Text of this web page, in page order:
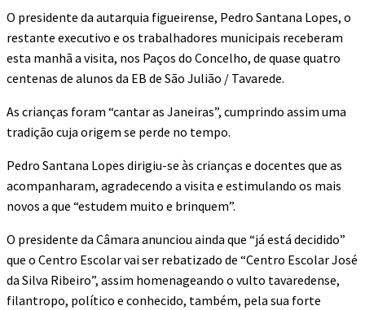
O presidente da autarquia figueirense, Pedro Santana Lopes, o
restante executivo e os trabalhadores municipais receberam
esta manhã a visita, nos Paços do Concelho, de quase quatro
centenas de alunos da EB de São Julião / Tavarede.
As crianças foram “cantar as Janeiras”, cumprindo assim uma
tradição cuja origem se perde no tempo.
Pedro Santana Lopes dirigiu-se às crianças e docentes que as
acompanharam, agradecendo a visita e estimulando os mais
novos a que “estudem muito e brinquem”.
O presidente da Câmara anunciou ainda que “já está decidido”
que o Centro Escolar vai ser rebatizado de “Centro Escolar José
da Silva Ribeiro”, assim homenageando o vulto tavaredense,
filantropo, político e conhecido, também, pela sua forte